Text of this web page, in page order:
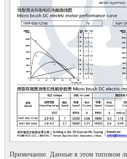
Примечание. Данные в этом типовом